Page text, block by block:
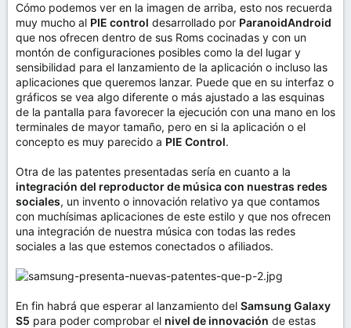
Cómo podemos ver en la imagen de arriba, esto nos recuerda
muy mucho al PIE control desarrollado por ParanoidAndroid
que nos ofrecen dentro de sus Roms cocinadas y con un
montón de configuraciones posibles como la del lugar y
sensibilidad para el lanzamiento de la aplicación o incluso las
aplicaciones que queremos lanzar. Puede que en su interfaz o
gráficos se vea algo diferente o más ajustado a las esquinas
de la pantalla para favorecer la ejecución con una mano en los
terminales de mayor tamaño, pero en si la aplicación o el
concepto es muy parecido a PIE Control.
Otra de las patentes presentadas sería en cuanto a la
integración del reproductor de música con nuestras redes
sociales, un invento o innovación relativo ya que contamos
con muchísimas aplicaciones de este estilo y que nos ofrecen
una integración de nuestra música con todas las redes
sociales a las que estemos conectados o afiliados.
En fin habrá que esperar al lanzamiento del Samsung Galaxy
S5 para poder comprobar el nivel de innovación de estas